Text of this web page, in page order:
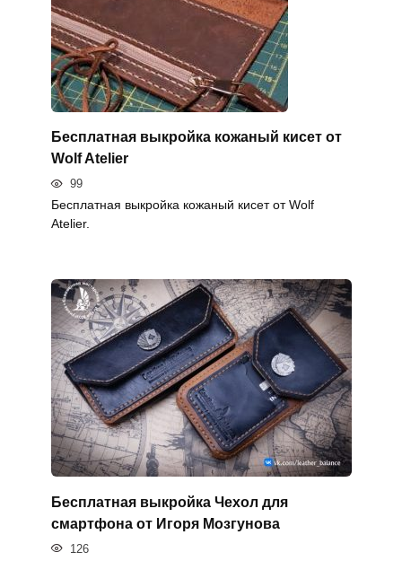
Бесплатная выкройка кожаный кисет от
Wolf Atelier
99
Бесплатная выкройка кожаный кисет от Wolf
Atelier.
Бесплатная выкройка Чехол для
смартфона от Игоря Мозгунова
126